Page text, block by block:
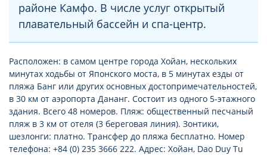
районе Камфо. В числе услуг открытый
плавательный бассейн и спа-центр.
Расположен: в самом центре города Хойан, нескольких
минутах ходьбы от Японского моста, в 5 минутах езды от
пляжа Банг или других основных достопримечательностей,
в 30 км от аэропорта Дананг. Состоит из одного 5-этажного
здания. Всего 48 номеров. Пляж: общественный песчаный
пляж в 3 км от отеля (3 береговая линия). Зонтики,
шезлонги: платно. Трансфер до пляжа бесплатно. Номер
телефона: +84 (0) 235 3666 222. Адрес: Хойан, Dao Duy Tu